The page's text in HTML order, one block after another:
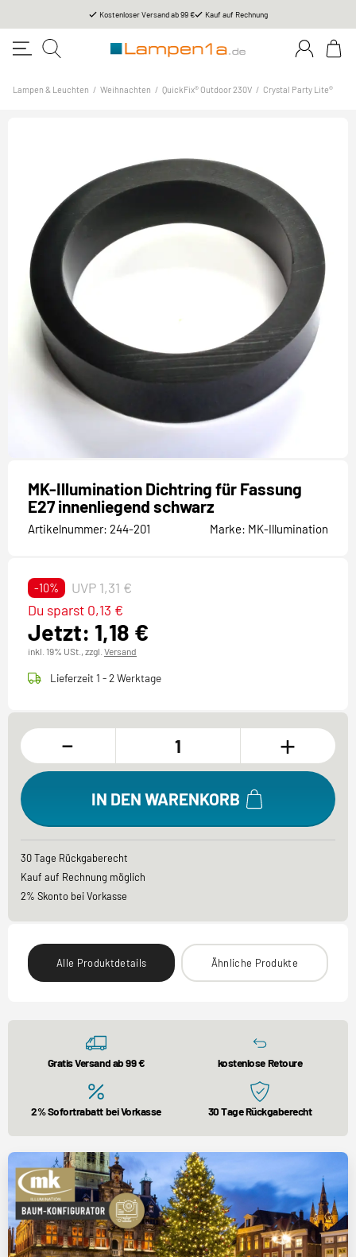
Kostenloser Versand ab 99 € Kauf auf Rechnung
Lampen & Leuchten / Weihnachten / QuickFix® Outdoor 230V / Crystal Party Lite®
MK-Illumination Dichtring für Fassung
E27 innenliegend schwarz
Artikelnummer: 244-201 Marke: MK-Illumination
-10% UVP 1,31 €
Jetzt: 1,18 €
Du sparst 0,13 €
inkl. 19% USt., zzgl. Versand
Lieferzeit 1 - 2 Werktage
- +
IN DEN WARENKORB
30 Tage Rückgaberecht
Kauf auf Rechnung möglich
2% Skonto bei Vorkasse
Alle Produktdetails Ähnliche Produkte
Gratis Versand ab 99 € kostenlose Retoure
2% Sofortrabatt bei Vorkasse 30 Tage Rückgaberecht